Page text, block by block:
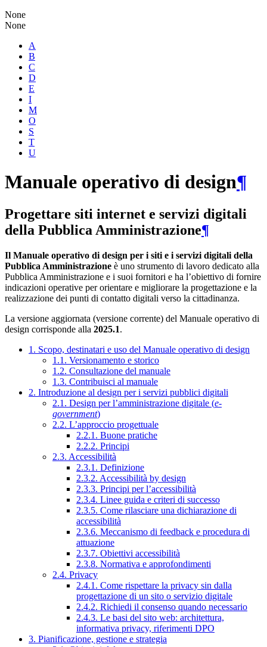
None
None
A
B
C
D
E
I
M
O
S
T
U
Manuale operativo di design¶
Progettare siti internet e servizi digitali
della Pubblica Amministrazione¶
Il Manuale operativo di design per i siti e i servizi digitali della
Pubblica Amministrazione è uno strumento di lavoro dedicato alla
Pubblica Amministrazione e i suoi fornitori e ha l’obiettivo di fornire
indicazioni operative per orientare e migliorare la progettazione e la
realizzazione dei punti di contatto digitali verso la cittadinanza.
La versione aggiornata (versione corrente) del Manuale operativo di
design corrisponde alla 2025.1.
1. Scopo, destinatari e uso del Manuale operativo di design
1.1. Versionamento e storico
1.2. Consultazione del manuale
1.3. Contribuisci al manuale
2. Introduzione al design per i servizi pubblici digitali
2.1. Design per l’amministrazione digitale (e-
government)
2.2. L’approccio progettuale
2.2.1. Buone pratiche
2.2.2. Principi
2.3. Accessibilità
2.3.1. Definizione
2.3.2. Accessibilità by design
2.3.3. Principi per l’accessibilità
2.3.4. Linee guida e criteri di successo
2.3.5. Come rilasciare una dichiarazione di
accessibilità
2.3.6. Meccanismo di feedback e procedura di
attuazione
2.3.7. Obiettivi accessibilità
2.3.8. Normativa e approfondimenti
2.4. Privacy
2.4.1. Come rispettare la privacy sin dalla
progettazione di un sito o servizio digitale
2.4.2. Richiedi il consenso quando necessario
2.4.3. Le basi del sito web: architettura,
informativa privacy, riferimenti DPO
3. Pianificazione, gestione e strategia